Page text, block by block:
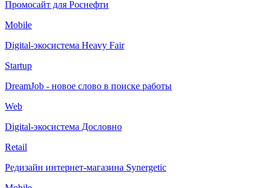
Промосайт для Роснефти
Mobile
Digital-экосистема Heavy Fair
Startup
DreamJob - новое слово в поиске работы
Web
Digital-экосистема Дословно
Retail
Редизайн интернет-магазина Synergetic